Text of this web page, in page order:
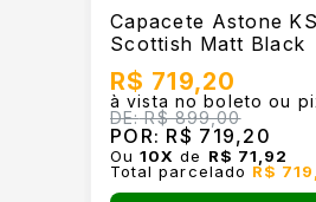
Capacete Astone
Scottish Matt Black
R$ 719,20
à vista no boleto ou
DE:R$ 899,00
POR: R$ 719,20
Ou10X de R$ 71,92
Total parcelado R$